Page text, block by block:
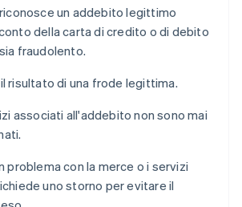
un addebito legittimo
della carta di credito o di debito
fraudolento.
risultato di una frode legittima.
associati all'addebito non sono mai
problema con la merce o i servizi
uno storno per evitare il